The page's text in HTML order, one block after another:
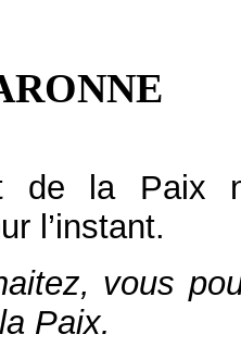
de la Paix
l’instant.
vous
Paix.